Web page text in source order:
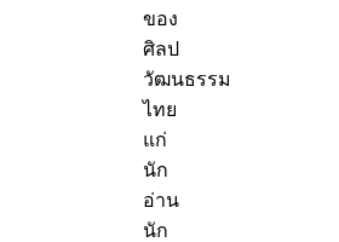
ของ
ศิลป
วัฒนธรรม
ไทย
แก่
นัก
อ่าน
นัก